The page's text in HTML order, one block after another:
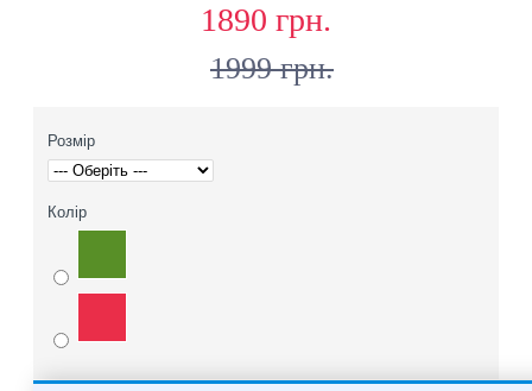
1890 грн.
1999 грн.
Розмір
Колір